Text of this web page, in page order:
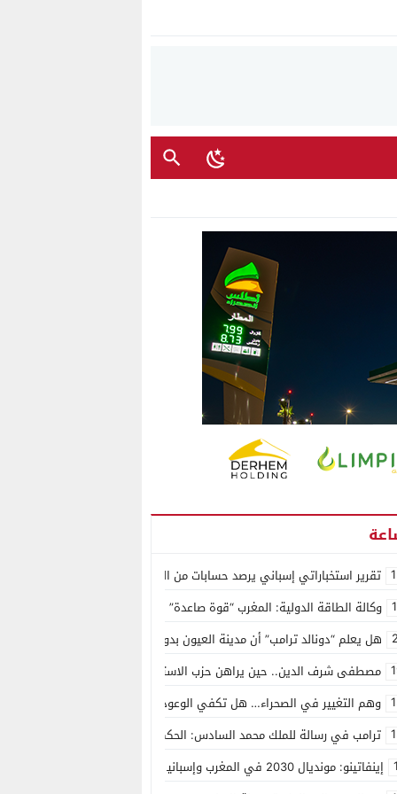
تقرير استخباراتي إسباني يرصد حسابات من الجزائر وأرقاما بـ”213+” ضمن حملة رقمية منظمة حرّضت على اقتحام سبتة
وكالة الطاقة الدولية: المغرب “قوة صاعدة” في سوق المعادن الاستراتيجية
هل يعلم “دونالد ترامب” أن مدينة العيون بدون ماء؟
مصطفى شرف الدين.. حين يراهن حزب الاستقلال على الكفاءة ويمنح الشباب
وهم التغيير في الصحراء… هل تكفي الوعود الفارغة لصناعة الواقع؟
ترامب في رسالة للملك محمد السادس: الحكم الذاتي هو الأساس الوحيد لحل
إينفاتينو: مونديال 2030 في المغرب وإسبانيا والبرتغال سيكون “الأجمل في التاريخ”